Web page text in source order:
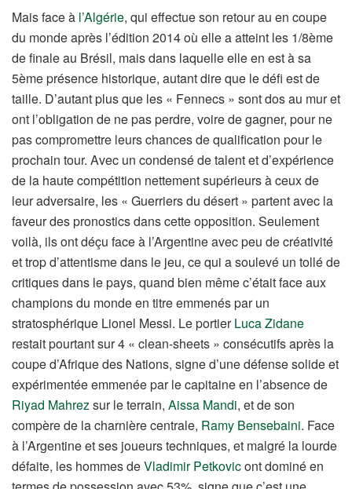
Mais face à l’Algérie, qui effectue son retour au en coupe
du monde après l’édition 2014 où elle a atteint les 1/8ème
de finale au Brésil, mais dans laquelle elle en est à sa
5ème présence historique, autant dire que le défi est de
taille. D’autant plus que les « Fennecs » sont dos au mur et
ont l’obligation de ne pas perdre, voire de gagner, pour ne
pas compromettre leurs chances de qualification pour le
prochain tour. Avec un condensé de talent et d’expérience
de la haute compétition nettement supérieurs à ceux de
leur adversaire, les « Guerriers du désert » partent avec la
faveur des pronostics dans cette opposition. Seulement
voilà, ils ont déçu face à l’Argentine avec peu de créativité
et trop d’attentisme dans le jeu, ce qui a soulevé un tollé de
critiques dans le pays, quand bien même c’était face aux
champions du monde en titre emmenés par un
stratosphérique Lionel Messi. Le portierLuca Zidane
restait pourtant sur 4 « clean-sheets » consécutifs après la
coupe d’Afrique des Nations, signe d’une défense solide et
expérimentée emmenée par le capitaine en l’absence de
Riyad Mahrezsur le terrain, Aissa Mandi, et de son
compère de la charnière centrale, Ramy Bensebaini. Face
à l’Argentine et ses joueurs techniques, et malgré la lourde
défaite, les hommes deVladimir Petkovicont dominé en